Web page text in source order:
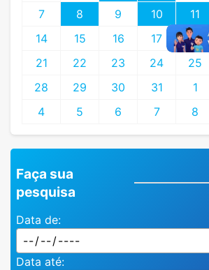
7
8 9 10 11
14
15 16 17 18
21
22 23 24 25
28
29 30 31 1
4
5 6 7 8
Faça sua
pesquisa
Data de:
Data até: